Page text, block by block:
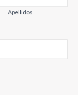
Apellidos